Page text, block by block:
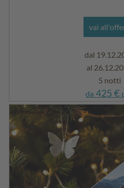
vai
dal
al
5 notti
da 425 €